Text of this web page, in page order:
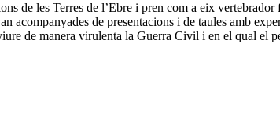
de les Terres de l’Ebre i pren com a eix
de presentacions i de taules amb
de manera virulenta la Guerra Civil i en el qual el